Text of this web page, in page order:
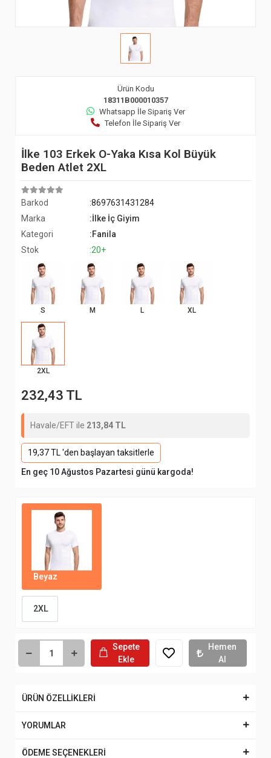
Ürün Kodu
18311B000010357
Whatsapp İle Sipariş Ver
Telefon İle Sipariş Ver
İlke 103 Erkek O-Yaka Kısa Kol Büyük
Beden Atlet 2XL
Barkod
:8697631431284
Marka
:İlke İç Giyim
Kategori
:Fanila
Stok
:20+
S M L XL
2XL
232,43 TL
Havale/EFT ile 213,84 TL
19,37 TL 'den başlayan taksitlerle
En geç 10 Ağustos Pazartesi günü kargoda!
Beyaz
2XL
Sepete
Ekle
Hemen
Al
ÜRÜN ÖZELLİKLERİ
YORUMLAR
ÖDEME SEÇENEKLERİ